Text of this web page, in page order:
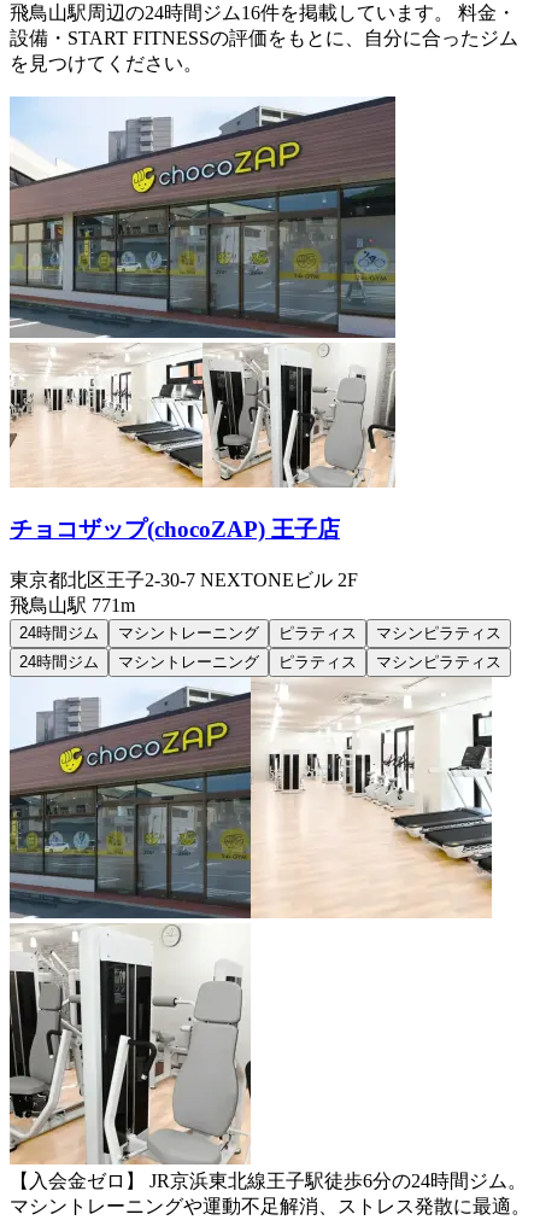
飛鳥山駅周辺の24時間ジム16件を掲載しています。 料金・
設備・START FITNESSの評価をもとに、自分に合ったジム
を見つけてください。
チョコザップ(chocoZAP) 王子店
東京都北区王子2-30-7 NEXTONEビル 2F
飛鳥山駅 771m
24時間ジム マシントレーニング ピラティス
マシンピラティス
24時間ジム
マシントレーニング ピラティス マシンピラティス
【入会金ゼロ】 JR京浜東北線王子駅徒歩6分の24時間ジム。
マシントレーニングや運動不足解消、ストレス発散に最適。